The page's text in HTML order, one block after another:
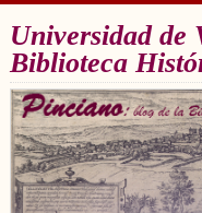
Universidad de
Biblioteca